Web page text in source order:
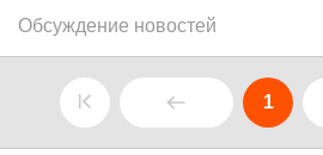
Обсуждение новостей
1